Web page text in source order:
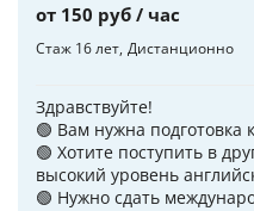
от 150 руб / час
Стаж 16 лет Дистанционно
Здравствуйте!
🟢 Вам нужна подготовка
🟢 Хотите поступить в
высокий уровень
🟢 Нужно сдать